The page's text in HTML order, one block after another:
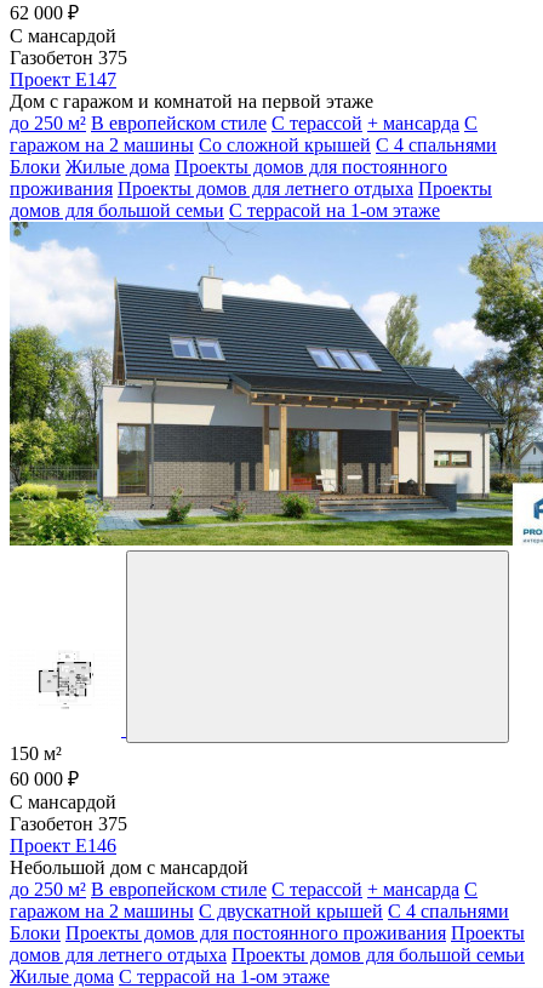
62 000 ₽
С мансардой
Газобетон 375
Проект E147
Дом с гаражом и комнатой на первой этаже
до 250 м² В европейском стиле С терассой + мансарда С
гаражом на 2 машины Со сложной крышей С 4 спальнями
Блоки Жилые дома Проекты домов для постоянного
проживания Проекты домов для летнего отдыха Проекты
домов для большой семьи С террасой на 1-ом этаже
150 м²
60 000 ₽
С мансардой
Газобетон 375
Проект E146
Небольшой дом с мансардой
до 250 м² В европейском стиле С терассой + мансарда С
гаражом на 2 машины С двускатной крышей С 4 спальнями
Блоки Проекты домов для постоянного проживания Проекты
домов для летнего отдыха Проекты домов для большой семьи
Жилые дома С террасой на 1-ом этаже